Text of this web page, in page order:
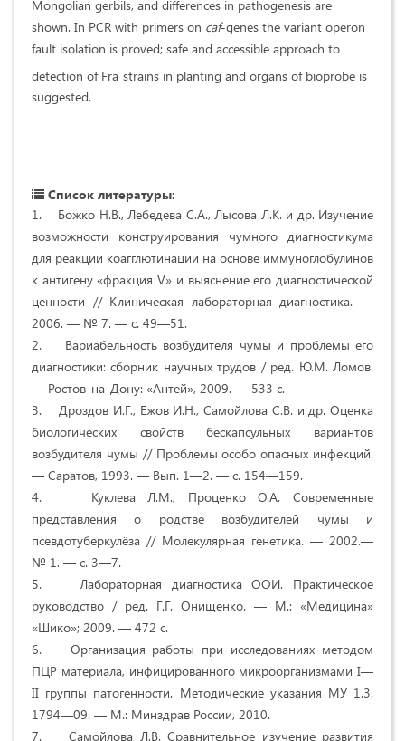
Mongolian gerbils, and differences in pathogenesis are
shown. In PCR with primers on caf-genes the variant operon
fault isolation is proved; safe and accessible approach to
detection of Fra-strains in planting and organs of bioprobe is
suggested.
Список литературы:
1. Божко Н.В., Лебедева С.А., Лысова Л.К. и др. Изучение
возможности конструирования чумного диагностикума
для реакции коагглютинации на основе иммуноглобулинов
к антигену «фракция V» и выяснение его диагностической
ценности // Клиническая лабораторная диагностика. —
2006. — № 7. — с. 49—51.
2. Вариабельность возбудителя чумы и проблемы его
диагностики: сборник научных трудов / ред. Ю.М. Ломов.
— Ростов-на-Дону: «Антей», 2009. — 533 с.
3. Дроздов И.Г., Ежов И.Н., Самойлова С.В. и др. Оценка
биологических свойств бескапсульных вариантов
возбудителя чумы // Проблемы особо опасных инфекций.
— Саратов, 1993. — Вып. 1—2. — с. 154—159.
4. Куклева Л.М., Проценко О.А. Современные
представления о родстве возбудителей чумы и
псевдотуберкулёза // Молекулярная генетика. — 2002.—
№ 1. — с. 3—7.
5. Лабораторная диагностика ООИ. Практическое
руководство / ред. Г.Г. Онищенко. — М.: «Медицина»
«Шико»; 2009. — 472 с.
6. Организация работы при исследованиях методом
ПЦР материала, инфицированного микроорганизмами I—
II группы патогенности. Методические указания МУ 1.3.
1794—09. — М.: Минздрав России, 2010.
7. Самойлова Л.В. Сравнительное изучение развития